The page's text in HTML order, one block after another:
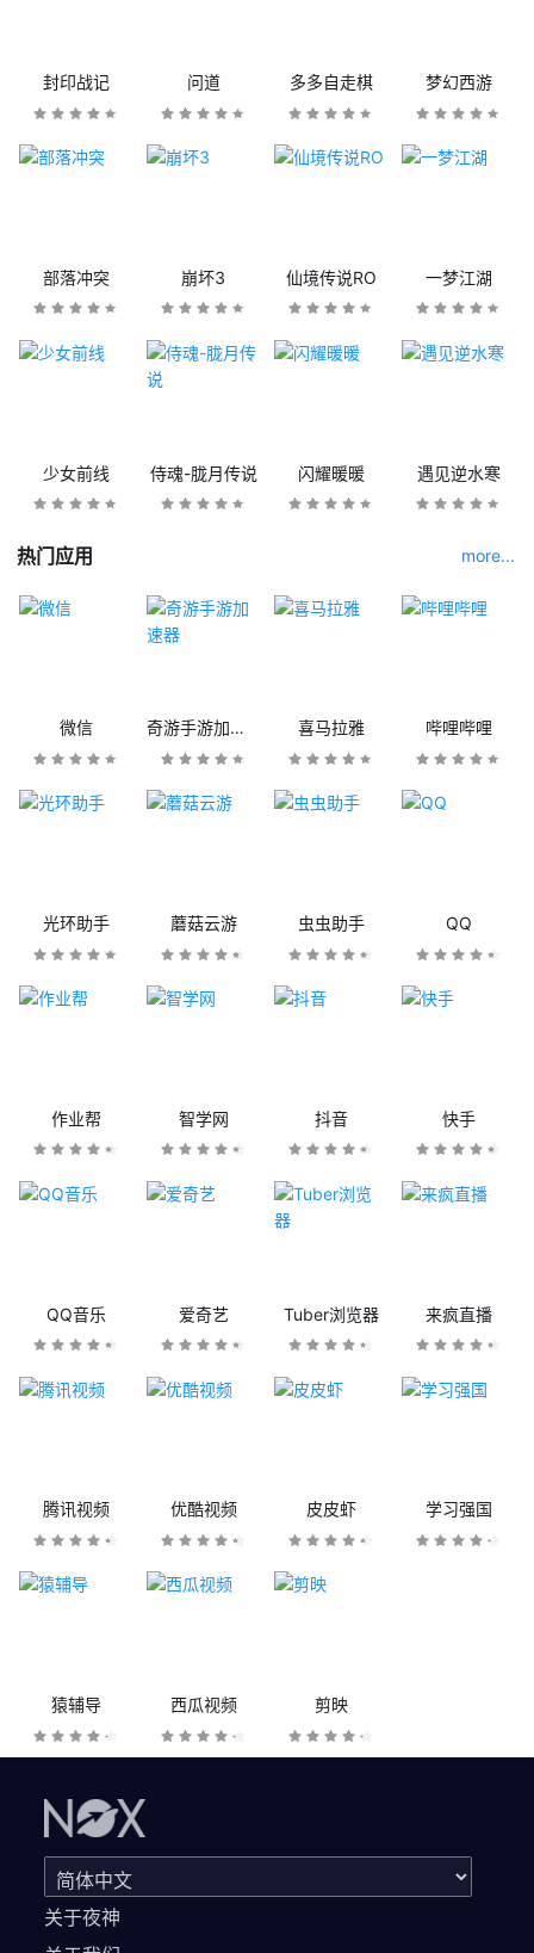
封印战记 问道 多多自走棋 梦幻西游
部落冲突 崩坏3 仙境传说RO 一梦江湖
少女前线 侍魂-胧月传说 闪耀暖暖 遇见逆水寒
热门应用 more...
微信 奇游手游加速器 喜马拉雅 哔哩哔哩
光环助手 蘑菇云游 虫虫助手 QQ
作业帮 智学网 抖音 快手
QQ音乐 爱奇艺 Tuber浏览器 来疯直播
腾讯视频 优酷视频 皮皮虾 学习强国
猿辅导 西瓜视频 剪映
关于夜神